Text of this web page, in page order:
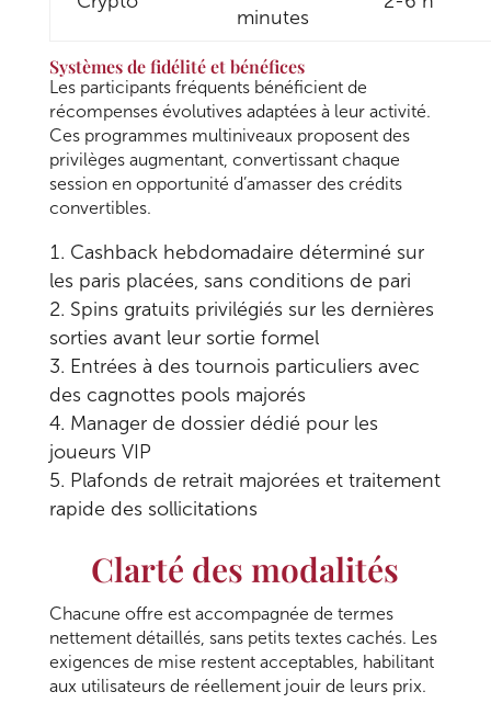
minutes
Systèmes de fidélité et bénéfices
Les participants fréquents bénéficient de
récompenses évolutives adaptées à leur activité.
Ces programmes multiniveaux proposent des
privilèges augmentant, convertissant chaque
session en opportunité d’amasser des crédits
convertibles.
Cashback hebdomadaire déterminé sur
les paris placées, sans conditions de pari
Spins gratuits privilégiés sur les dernières
sorties avant leur sortie formel
Entrées à des tournois particuliers avec
des cagnottes pools majorés
Manager de dossier dédié pour les
joueurs VIP
Plafonds de retrait majorées et traitement
rapide des sollicitations
Clarté des modalités
Chacune offre est accompagnée de termes
nettement détaillés, sans petits textes cachés. Les
exigences de mise restent acceptables, habilitant
aux utilisateurs de réellement jouir de leurs prix.